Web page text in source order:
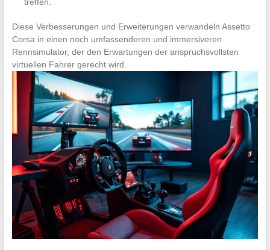
Diese Verbesserungen und Erweiterungen verwandeln Assetto
Corsa in einen noch umfassenderen und immersiveren
Rennsimulator, der den Erwartungen der anspruchsvollsten
virtuellen Fahrer gerecht wird.